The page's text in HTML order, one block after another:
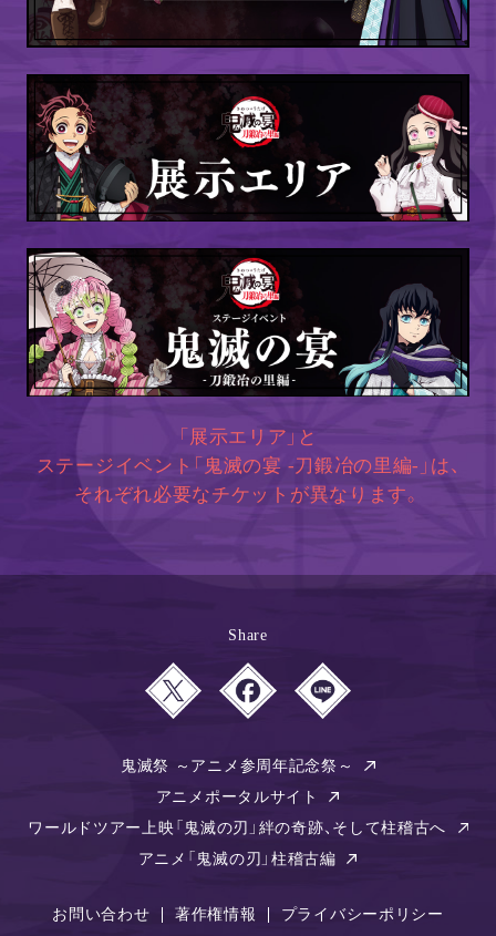
「展示エリア」と
ステージイベント「鬼滅の宴 -刀鍛冶の里編-」は、
それぞれ必要なチケットが異なります。
Share
鬼滅祭 ～アニメ参周年記念祭～
アニメポータルサイト
ワールドツアー上映「鬼滅の刃」絆の奇跡、そして柱稽古へ
アニメ「鬼滅の刃」柱稽古編
お問い合わせ 著作権情報 プライバシーポリシー